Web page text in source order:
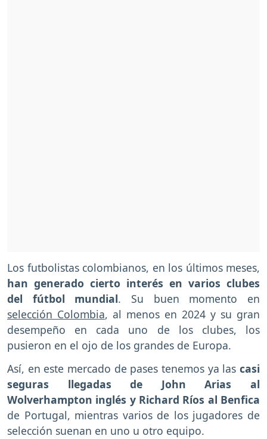
Los futbolistas colombianos, en los últimos meses,
han generado cierto interés en varios clubes
del fútbol mundial. Su buen momento en
selección Colombia, al menos en 2024 y su gran
desempeño en cada uno de los clubes, los
pusieron en el ojo de los grandes de Europa.
Así, en este mercado de pases tenemos ya las casi
seguras llegadas de John Arias al
Wolverhampton inglés y Richard Ríos al Benfica
de Portugal, mientras varios de los jugadores de
selección suenan en uno u otro equipo.